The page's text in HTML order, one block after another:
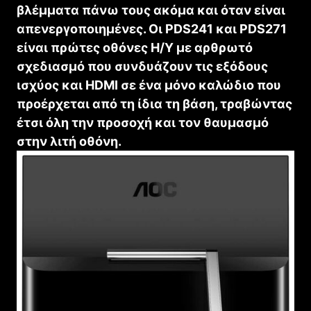
βλέμματα πάνω τους ακόμα και όταν είναι
απενεργοποιημένες. Οι PDS241 και PDS271
είναι πρώτες οθόνες Η/Υ με αρθρωτό
σχεδιασμό που συνδυάζουν τις εξόδους
ισχύος και HDMI σε ένα μόνο καλώδιο που
προέρχεται από τη ίδια τη βάση, τραβώντας
έτσι όλη την προσοχή και τον θαυμασμό
στην λιτή οθόνη.